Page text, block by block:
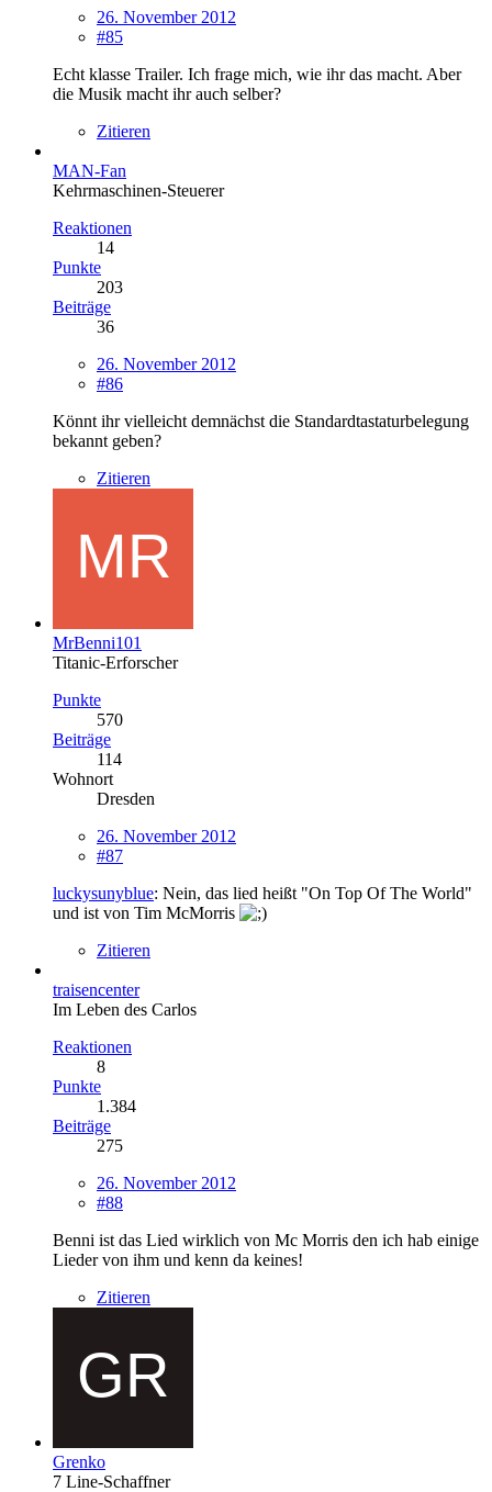
26. November 2012
#85
Echt klasse Trailer. Ich frage mich, wie ihr das macht. Aber
die Musik macht ihr auch selber?
Zitieren
MAN-Fan
Kehrmaschinen-Steuerer
Reaktionen
14
Punkte
203
Beiträge
36
26. November 2012
#86
Könnt ihr vielleicht demnächst die Standardtastaturbelegung
bekannt geben?
Zitieren
MrBenni101
Titanic-Erforscher
Punkte
570
Beiträge
114
Wohnort
Dresden
26. November 2012
#87
luckysunyblue: Nein, das lied heißt "On Top Of The World"
und ist von Tim McMorris
Zitieren
traisencenter
Im Leben des Carlos
Reaktionen
8
Punkte
1.384
Beiträge
275
26. November 2012
#88
Benni ist das Lied wirklich von Mc Morris den ich hab einige
Lieder von ihm und kenn da keines!
Zitieren
Grenko
7 Line-Schaffner